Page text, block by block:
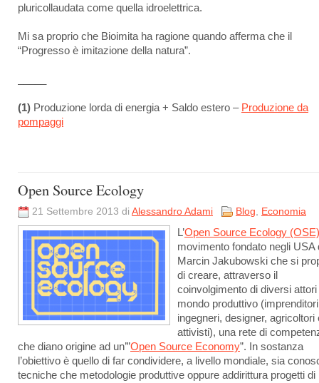
pluricollaudata come quella idroelettrica.
Mi sa proprio che Bioimita ha ragione quando afferma che il
“Progresso è imitazione della natura”.
(1) Produzione lorda di energia + Saldo estero – Produzione da
pompaggi
Open Source Ecology
21 Settembre 2013 di Alessandro Adami Blog, Economia
L’Open Source Ecology (OSE)
movimento fondato negli USA
Marcin Jakubowski che si
di creare, attraverso il
coinvolgimento di diversi attori
mondo produttivo
ingegneri, designer, agricoltori
attivisti), una rete di
che diano origine ad un’”Open Source Economy”. In sostanza
l’obiettivo è quello di far condividere, a livello mondiale, sia
tecniche che metodologie produttive oppure addirittura progetti di